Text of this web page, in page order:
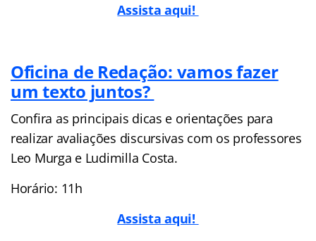
Assista aqui!
Oficina de Redação: vamos fazer
um texto juntos?
Confira as principais dicas e orientações para
realizar avaliações discursivas com os professores
Leo Murga e Ludimilla Costa.
Horário: 11h
Assista aqui!